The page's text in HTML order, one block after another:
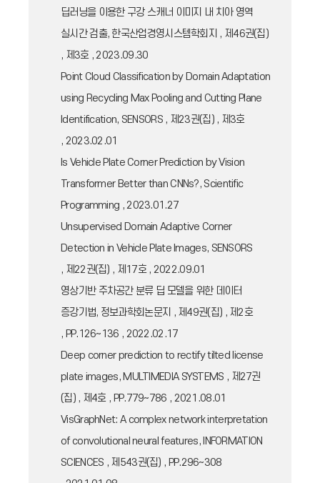
딥러닝을 이용한 구강 스캐너 이미지 내 치아 영역
실시간 검출, 한국산업경영시스템학회지 , 제46권(집)
, 제3호 , 2023.09.30
Point Cloud Classification by Domain Adaptation
using Recycling Max Pooling and Cutting Plane
Identification, SENSORS , 제23권(집) , 제3호
, 2023.02.01
Is Vehicle Plate Corner Prediction by Vision
Transformer Better than CNNs?, Scientific
Programming , 2023.01.27
Unsupervised Domain Adaptive Corner
Detection in Vehicle Plate Images, SENSORS
, 제22권(집) , 제17호 , 2022.09.01
영상기반 주차공간 분류 딥 모델을 위한 데이터
증강기법, 정보과학회논문지 , 제49권(집) , 제2호
, PP.126~136 , 2022.02.17
Deep corner prediction to rectify tilted license
plate images, MULTIMEDIA SYSTEMS , 제27권
(집) , 제4호 , PP.779~786 , 2021.08.01
VisGraphNet: A complex network interpretation
of convolutional neural features, INFORMATION
SCIENCES , 제543권(집) , PP.296~308